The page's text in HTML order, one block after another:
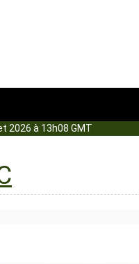
2026 à 13h08 GMT